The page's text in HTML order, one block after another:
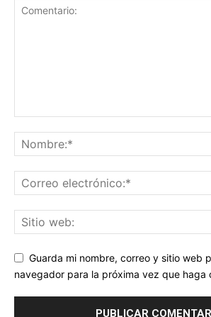
Guarda mi nombre, correo y sitio web
navegador para la próxima vez que haga